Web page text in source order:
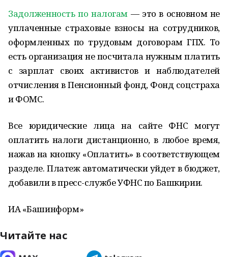
Задолженность по налогам — это в основном не
уплаченные страховые взносы на сотрудников,
оформленных по трудовым договорам ГПХ. То
есть организация не посчитала нужным платить
с зарплат своих активистов и наблюдателей
отчисления в Пенсионный фонд, Фонд соцстраха
и ФОМС.
Все юридические лица на сайте ФНС могут
оплатить налоги дистанционно, в любое время,
нажав на кнопку «Оплатить» в соответствующем
разделе. Платеж автоматически уйдет в бюджет,
добавили в пресс-службе УФНС по Башкирии.
ИА «Башинформ»
Читайте нас